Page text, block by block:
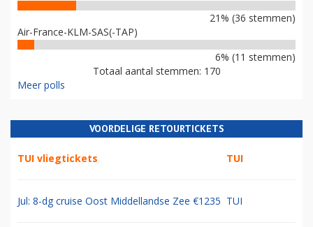
21% (36 stemmen)
Air-France-KLM-SAS(-TAP)
6% (11 stemmen)
Totaal aantal stemmen: 170
Meer polls
VOORDELIGE RETOURTICKETS
TUI vliegtickets TUI
Jul: 8-dg cruise Oost Middellandse Zee €1235 TUI